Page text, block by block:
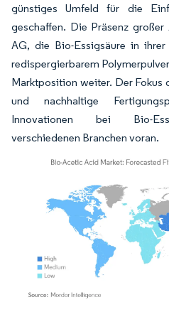
günstiges Umfeld für die
geschaffen. Die Präsenz
AG, die Bio-Essigsäure in
redispergierbarem
Marktposition weiter. Der Fokus
und nachhaltige
Innovationen bei Bio-
verschiedenen Branchen voran.